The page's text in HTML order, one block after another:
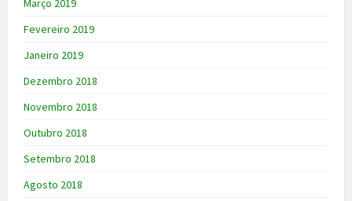
Março 2019
Fevereiro 2019
Janeiro 2019
Dezembro 2018
Novembro 2018
Outubro 2018
Setembro 2018
Agosto 2018